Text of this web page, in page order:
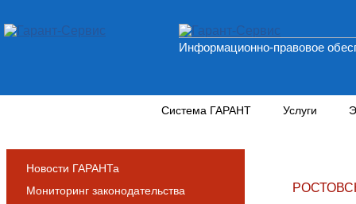
Информационно-правовое
Система ГАРАНТ Услуги
Новости ГАРАНТа
Мониторинг законодательства